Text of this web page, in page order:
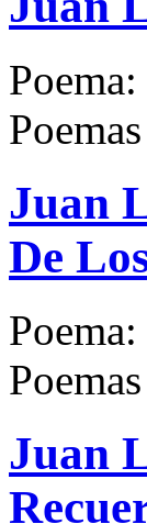
Juan
De
Juan